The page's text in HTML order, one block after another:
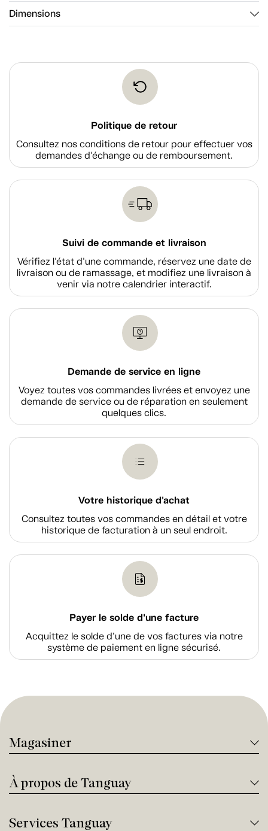
Dimensions
Politique de retour
Consultez nos conditions de retour pour effectuer vos
demandes d'échange ou de remboursement.
Suivi de commande et livraison
Vérifiez l'état d'une commande, réservez une date de
livraison ou de ramassage, et modifiez une livraison à
venir via notre calendrier interactif.
Demande de service en ligne
Voyez toutes vos commandes livrées et envoyez une
demande de service ou de réparation en seulement
quelques clics.
Votre historique d'achat
Consultez toutes vos commandes en détail et votre
historique de facturation à un seul endroit.
Payer le solde d'une facture
Acquittez le solde d’une de vos factures via notre
système de paiement en ligne sécurisé.
Magasiner
À propos de Tanguay
Services Tanguay